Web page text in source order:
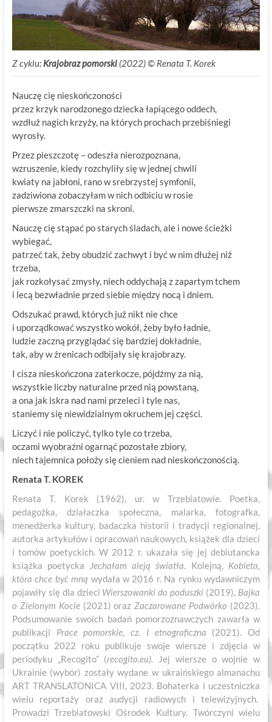
Z cyklu: Krajobraz pomorski(2022) © Renata T. Korek
Nauczę cię nieskończoności
przez krzyk narodzonego dziecka łapiącego oddech,
wzdłuż nagich krzyży, na których prochach przebiśniegi
wyrosły.
Przez pieszczotę – odeszła nierozpoznana,
wzruszenie, kiedy rozchyliły się w jednej chwili
kwiaty na jabłoni, rano w srebrzystej symfonii,
zadziwiona zobaczyłam w nich odbiciu w rosie
pierwsze zmarszczki na skroni.
Nauczę cię stąpać po starych śladach, ale i nowe ścieżki
wybiegać,
patrzeć tak, żeby obudzić zachwyt i być w nim dłużej niż
trzeba,
jak rozkołysać zmysły, niech oddychają z zapartym tchem
i lecą bezwładnie przed siebie między nocą i dniem.
Odszukać prawd, których już nikt nie chce
i uporządkować wszystko wokół, żeby było ładnie,
ludzie zaczną przyglądać się bardziej dokładnie,
tak, aby w źrenicach odbijały się krajobrazy.
I cisza nieskończona zaterkocze, pójdźmy za nią,
wszystkie liczby naturalne przed nią powstaną,
a ona jak iskra nad nami przeleci i tyle nas,
staniemy się niewidzialnym okruchem jej części.
Liczyć i nie policzyć, tylko tyle co trzeba,
oczami wyobraźni ogarnąć pozostałe zbiory,
niech tajemnica położy się cieniem nad nieskończonością.
Renata T. KOREK
Renata T. Korek (1962), ur. w Trzebiatowie. Poetka,
pedagożka, działaczka społeczna, malarka, fotografka,
menedżerka kultury, badaczka historii i tradycji regionalnej,
autorka artykułów i opracowań naukowych, książek dla dzieci
i tomów poetyckich. W 2012 r. ukazała się jej debiutancka
książka poetycka
Jechałam aleją światła. Kolejną, Kobieta,
która chce być mną wydała w 2016 r. Na rynku wydawniczym
pojawiły się dla dzieci Wierszowanki do poduszki (2019), Bajka
o Zielonym Kocie (2021) oraz Zaczarowane Podwórko (2023).
Podsumowanie swoich badań pomorzoznawczych zawarła w
publikacji Prace pomorskie, cz. I etnograficzna (2021). Od
początku 2022 roku publikuje swoje wiersze i zdjęcia w
periodyku „Recogito” (recogito.eu). Jej wiersze o wojnie w
Ukrainie (wybór) zostały wydane w ukraińskiego almanachu
ART TRANSLATONICA VIII, 2023. Bohaterka i uczestniczka
wielu reportaży oraz audycji radiowych i telewizyjnych.
Prowadzi Trzebiatowski Ośrodek Kultury. Twórczyni wielu